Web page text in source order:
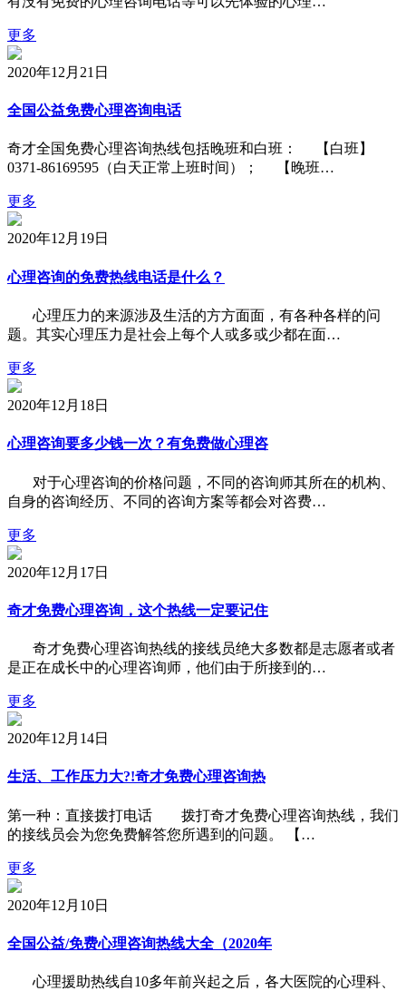
更多
2020年12月21日
全国公益免费心理咨询电话
奇才全国免费心理咨询热线包括晚班和白班： 【白班】
0371-86169595（白天正常上班时间）； 【晚班…
更多
2020年12月19日
心理咨询的免费热线电话是什么？
心理压力的来源涉及生活的方方面面，有各种各样的问
题。其实心理压力是社会上每个人或多或少都在面…
更多
2020年12月18日
心理咨询要多少钱一次？有免费做心理咨
对于心理咨询的价格问题，不同的咨询师其所在的机构、
自身的咨询经历、不同的咨询方案等都会对咨费…
更多
2020年12月17日
奇才免费心理咨询，这个热线一定要记住
奇才免费心理咨询热线的接线员绝大多数都是志愿者或者
是正在成长中的心理咨询师，他们由于所接到的…
更多
2020年12月14日
生活、工作压力大?!奇才免费心理咨询热
第一种：直接拨打电话 拨打奇才免费心理咨询热线，我们
的接线员会为您免费解答您所遇到的问题。 【…
更多
2020年12月10日
全国公益/免费心理咨询热线大全（2020年
心理援助热线自10多年前兴起之后，各大医院的心理科、